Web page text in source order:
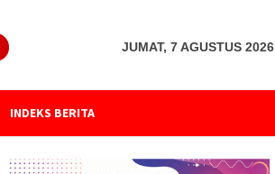
JUMAT, 7 AGUSTUS 2026
INDEKS BERITA